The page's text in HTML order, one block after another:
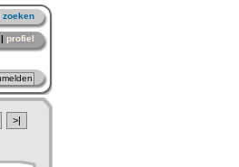
zoeken
| profiel
>|